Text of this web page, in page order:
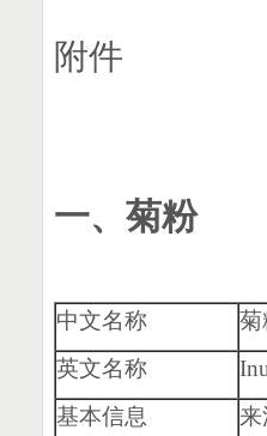
附件
一、菊粉
中文名称
菊
英文名称
基本信息
来